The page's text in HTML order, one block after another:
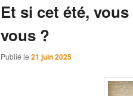
Et si cet été,
vous ?
Publié le 21 juin 2025